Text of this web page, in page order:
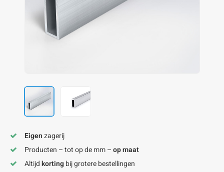
alu kokerprofielen
alu buisprofielen
alu hoeklijnen
alu L-lijnen
alu U-strips
alu platstaf profielen
Eigenzagerij
Producten – tot op de mm –op maat
Altijdkortingbij grotere bestellingen